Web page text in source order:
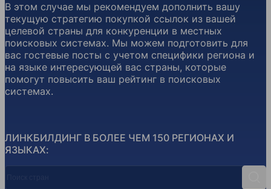
ЛИНКБИЛДИНГ В БОЛЕЕ ЧЕМ 150 РЕГИОНАХ И
ЯЗЫКАХ:
В этом случае мы рекомендуем дополнить вашу
текущую стратегию покупкой ссылок из вашей
целевой страны для конкуренции в местных
поисковых системах. Мы можем подготовить для
вас гостевые посты с учетом специфики региона и
на языке интересующей вас страны, которые
помогут повысить ваш рейтинг в поисковых
системах.